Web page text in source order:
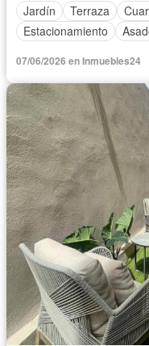
Jardín
Terraza
Estacionamiento
07/06/2026 en Inmuebles24